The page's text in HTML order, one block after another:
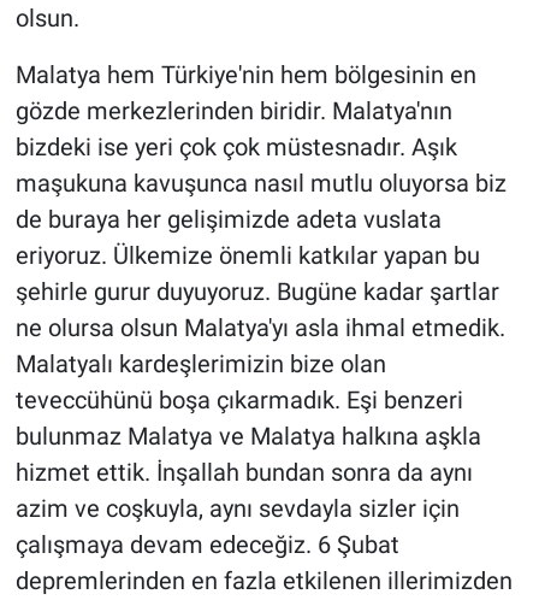
olsun.
Malatya hem Türkiye'nin hem bölgesinin en
gözde merkezlerinden biridir. Malatya'nın
bizdeki ise yeri çok çok müstesnadır. Aşık
maşukuna kavuşunca nasıl mutlu oluyorsa biz
de buraya her gelişimizde adeta vuslata
eriyoruz. Ülkemize önemli katkılar yapan bu
şehirle gurur duyuyoruz. Bugüne kadar şartlar
ne olursa olsun Malatya'yı asla ihmal etmedik.
Malatyalı kardeşlerimizin bize olan
teveccühünü boşa çıkarmadık. Eşi benzeri
bulunmaz Malatya ve Malatya halkına aşkla
hizmet ettik. İnşallah bundan sonra da aynı
azim ve coşkuyla, aynı sevdayla sizler için
çalışmaya devam edeceğiz. 6 Şubat
depremlerinden en fazla etkilenen illerimizden